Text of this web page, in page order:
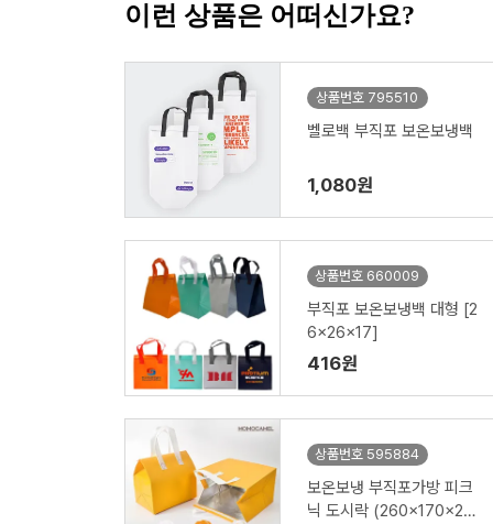
이런 상품은 어떠신가요?
상품번호 795510
벨로백 부직포 보온보냉백
1,080원
상품번호 660009
부직포 보온보냉백 대형 [2
6x26x17]
416원
상품번호 595884
보온보냉 부직포가방 피크
닉 도시락 (260x170x260